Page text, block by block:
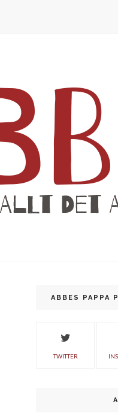
ABBES PAPPA
TWITTER